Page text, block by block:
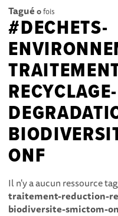
Tagué 0fois
#DECHETS-
RECYCLAGE-
ONF
Il n'y a aucun ressource
traitement-reduction-
biodiversite-smictom-